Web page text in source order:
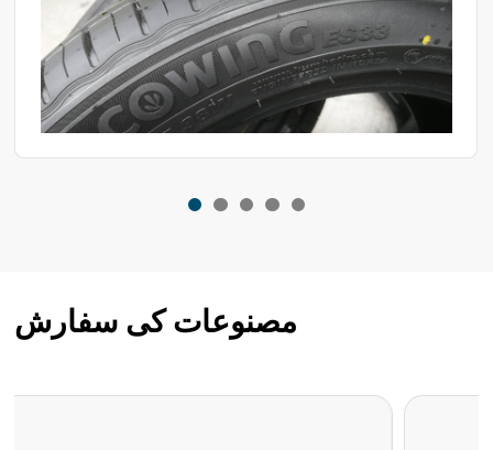
حفاظتی کارکردگی کا اندازہ لگانے، ڈیزائن کو بہتر بنانے اور
حفاظتی معیارات طے کرنے کا بنیادی مرحلہ ہے۔ بیٹری پروف
ٹیسٹ باکس اس اعلیٰ خطرے اور اعلیٰ درستگی والے کام کو
انجام دینے کا اہم آلہ ہے۔ تو، یہ کیسے کام کرتا ہے؟
مصنوعات کی سفارش